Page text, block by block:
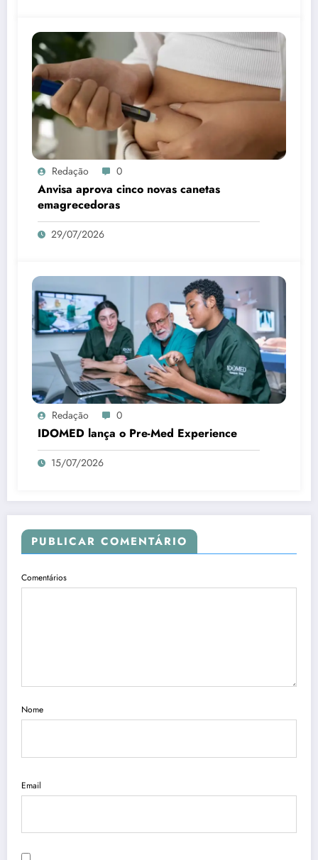
Redação 0
Anvisa aprova cinco novas canetas
emagrecedoras
29/07/2026
Redação 0
IDOMED lança o Pre-Med Experience
15/07/2026
PUBLICAR COMENTÁRIO
Comentários
Nome
Email